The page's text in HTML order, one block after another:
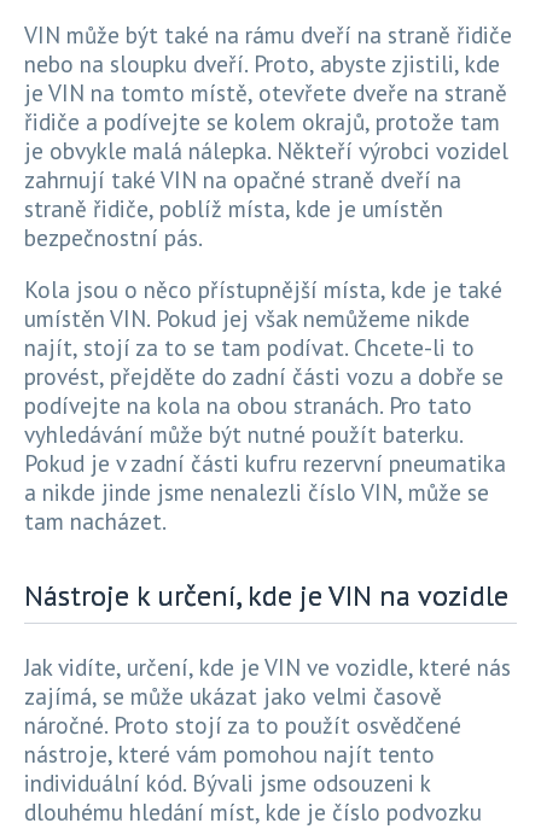
VIN může být také na rámu dveří na straně řidiče
nebo na sloupku dveří. Proto, abyste zjistili, kde
je VIN na tomto místě, otevřete dveře na straně
řidiče a podívejte se kolem okrajů, protože tam
je obvykle malá nálepka. Někteří výrobci vozidel
zahrnují také VIN na opačné straně dveří na
straně řidiče, poblíž místa, kde je umístěn
bezpečnostní pás.
Kola jsou o něco přístupnější místa, kde je také
umístěn VIN. Pokud jej však nemůžeme nikde
najít, stojí za to se tam podívat. Chcete-li to
provést, přejděte do zadní části vozu a dobře se
podívejte na kola na obou stranách. Pro tato
vyhledávání může být nutné použít baterku.
Pokud je v zadní části kufru rezervní pneumatika
a nikde jinde jsme nenalezli číslo VIN, může se
tam nacházet.
Nástroje k určení, kde je VIN na vozidle
Jak vidíte, určení, kde je VIN ve vozidle, které nás
zajímá, se může ukázat jako velmi časově
náročné. Proto stojí za to použít osvědčené
nástroje, které vám pomohou najít tento
individuální kód. Bývali jsme odsouzeni k
dlouhému hledání míst, kde je číslo podvozku